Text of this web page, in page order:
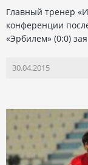
Главный тренер
конференции
«Эрбилем» (0:0)
30.04.2015